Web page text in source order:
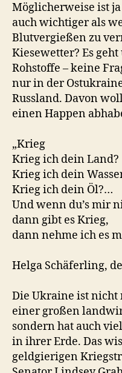
Möglicherweise ist
auch wichtiger als
Blutvergießen zu
Kiesewetter? Es
Rohstoffe – keine
nur in der
Russland. Davon
einen Happen
„Krieg
Krieg ich dein Land?
Krieg ich dein
Krieg ich dein Öl?…
Und wenn du’s mir
dann gibt es Krieg,
dann nehme ich es
Helga Schäferling,
Die Ukraine ist
einer großen
sondern hat auch
in ihrer Erde. Das
geldgierigen